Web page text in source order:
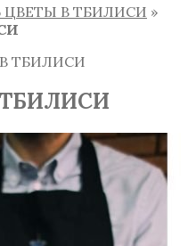
ЦВЕТЫ В ТБИЛИСИ »
ТБИЛИСИ